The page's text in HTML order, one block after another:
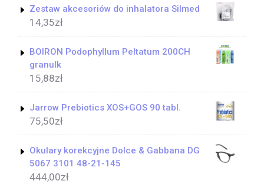
Zestaw akcesoriów do inhalatora Silmed
14,35zł
BOIRON Podophyllum Peltatum 200CH
granulk
15,88zł
Jarrow Prebiotics XOS+GOS 90 tabl.
75,50zł
Okulary korekcyjne Dolce & Gabbana DG
5067 3101 48-21-145
444,00zł